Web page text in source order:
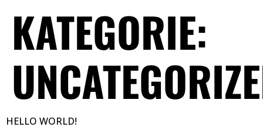
KATEGORIE:
HELLO WORLD!